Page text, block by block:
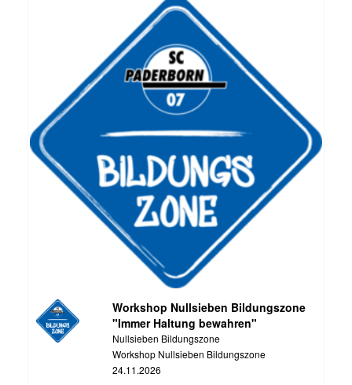
Workshop Nullsieben Bildungszone
"Immer Haltung bewahren"
Nullsieben Bildungszone
Workshop Nullsieben Bildungszone
24.11.2026